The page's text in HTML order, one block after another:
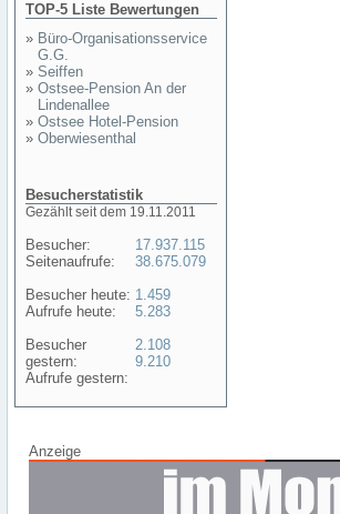
TOP-5 Liste Bewertungen
» Büro-Organisationsservice
G.G.
» Seiffen
» Ostsee-Pension An der
Lindenallee
» Ostsee Hotel-Pension
» Oberwiesenthal
Besucherstatistik
Gezählt seit dem 19.11.2011
Besucher:
Seitenaufrufe:
Besucher heute:
Aufrufe heute:
Besucher
gestern:
Aufrufe gestern:
17.937.115
38.675.079
1.459
5.283
2.108
9.210
Anzeige